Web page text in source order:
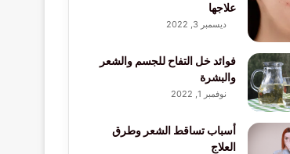
علاجها
ديسمبر 3, 2022
فوائد خل التفاح للجسم والشعر
والبشرة
نوفمبر 1, 2022
أسباب تساقط الشعر وطرق
العلاج